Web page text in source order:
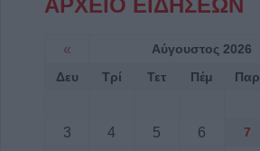
ΑΡΧΕΙΟ ΕΙΔΗΣΕΩΝ
« Αύγουστος 2026
Δευ Τρί Τετ Πέμ Παρ
3
4 5 6 7